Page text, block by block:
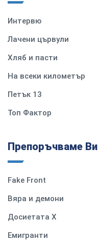
Интервю
Лачени цървули
Хляб и пасти
На всеки километър
Петък 13
Топ Фактор
Препоръчваме Ви
Fake Front
Вяра и демони
Досиетата Х
Емигранти